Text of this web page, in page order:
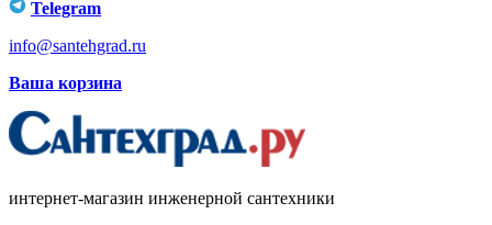
Telegram
info@santehgrad.ru
Ваша корзина
интернет-магазин инженерной сантехники